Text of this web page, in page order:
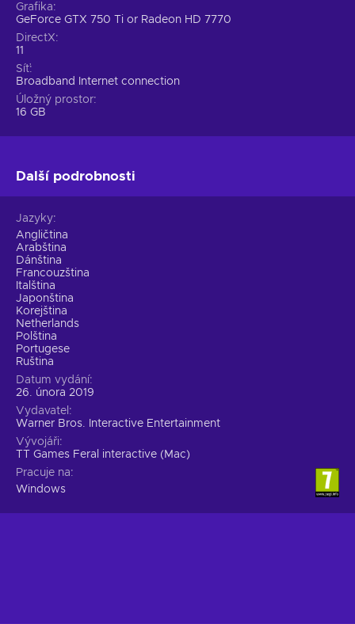
Grafika
GeForce GTX 750 Ti or Radeon HD 7770
DirectX
11
Síť
Broadband Internet connection
Úložný prostor
16 GB
Další podrobnosti
Jazyky
Angličtina
Arabština
Dánština
Francouzština
Italština
Japonština
Korejština
Netherlands
Polština
Portugese
Ruština
Datum vydání
26. února 2019
Vydavatel
Warner Bros. Interactive Entertainment
Vývojáři
TT Games Feral interactive (Mac)
Pracuje na
Windows